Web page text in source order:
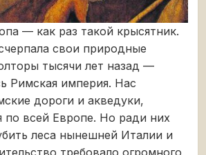
— как раз такой крысятник.
свои природные
тысячи лет назад —
Римская империя. Нас
дороги и акведуки,
по всей Европе. Но ради них
леса нынешней Италии и
требовало огромного